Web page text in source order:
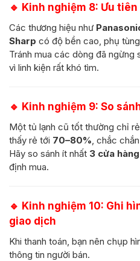
🔹 Kinh nghiệm 8: Ưu
Các thương hiệu như
Sharp có độ bền cao, phụ
Tránh mua các dòng đã ngừng
vì linh kiện rất khó tìm.
🔹 Kinh nghiệm 9: So
Một tủ lạnh cũ tốt thường chỉ
thấy rẻ tới 70–80% , chắc
Hãy so sánh ít nhất 3 cửa
định mua.
🔹 Kinh nghiệm 10: Ghi
giao dịch
Khi thanh toán, bạn nên chụp
thông tin người bán.